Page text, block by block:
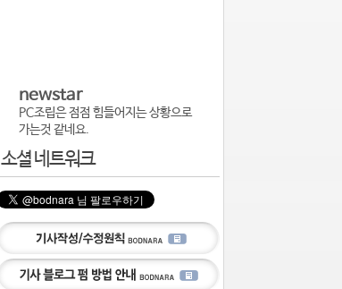
에르메스삼삼
내장 배터리에 완전 무선 지원을 하는
모델도 나오면 괜찮을 것 같기는 합니
다.
소셜 네트워크